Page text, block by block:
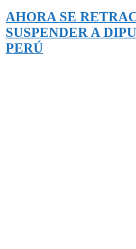
AHORA SE
SUSPENDER A
PERÚ